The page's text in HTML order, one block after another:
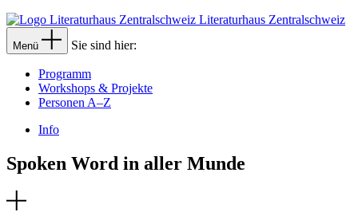
Literaturhaus Zentralschweiz
Menü Sie sind hier:
Programm
Workshops & Projekte
Personen A–Z
Info
Spoken Word in aller Munde